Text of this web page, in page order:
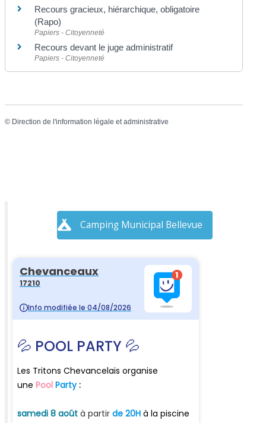
Recours gracieux, hiérarchique, obligatoire
(Rapo)
Papiers - Citoyenneté
Recours devant le juge administratif
Papiers - Citoyenneté
© Direction de l'information légale et administrative
Camping Municipal Bellevue